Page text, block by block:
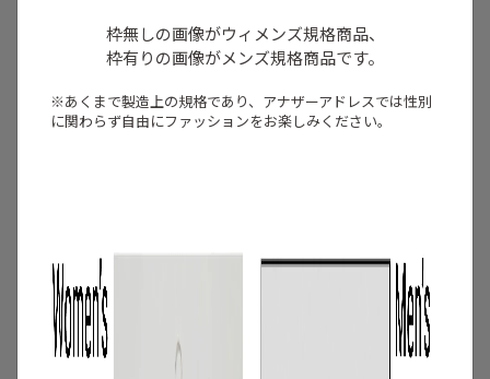
枠無しの画像がウィメンズ規格商品、
枠有りの画像がメンズ規格商品です。
※あくまで製造上の規格であり、アナザーアドレスでは性別
に関わらず自由にファッションをお楽しみください。